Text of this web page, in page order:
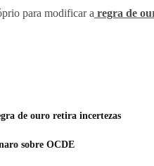
para modificar a regra de
de ouro retira incertezas
sobre OCDE